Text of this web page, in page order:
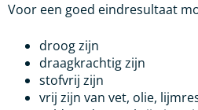
Voor een goed eindresultaat
droog zijn
draagkrachtig zijn
stofvrij zijn
vrij zijn van vet, olie,